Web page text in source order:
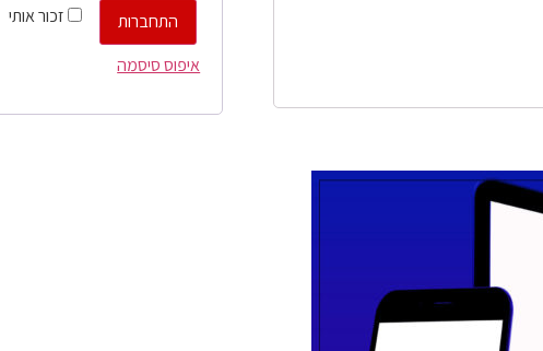
זכור אותי
התחברות
איפוס סיסמה